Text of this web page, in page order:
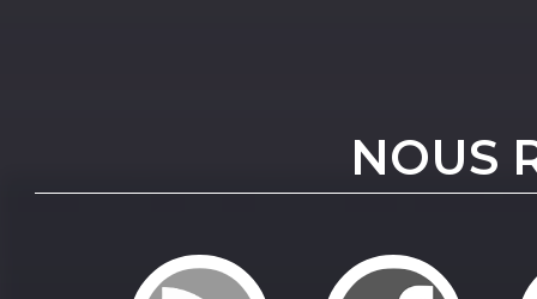
NOUS